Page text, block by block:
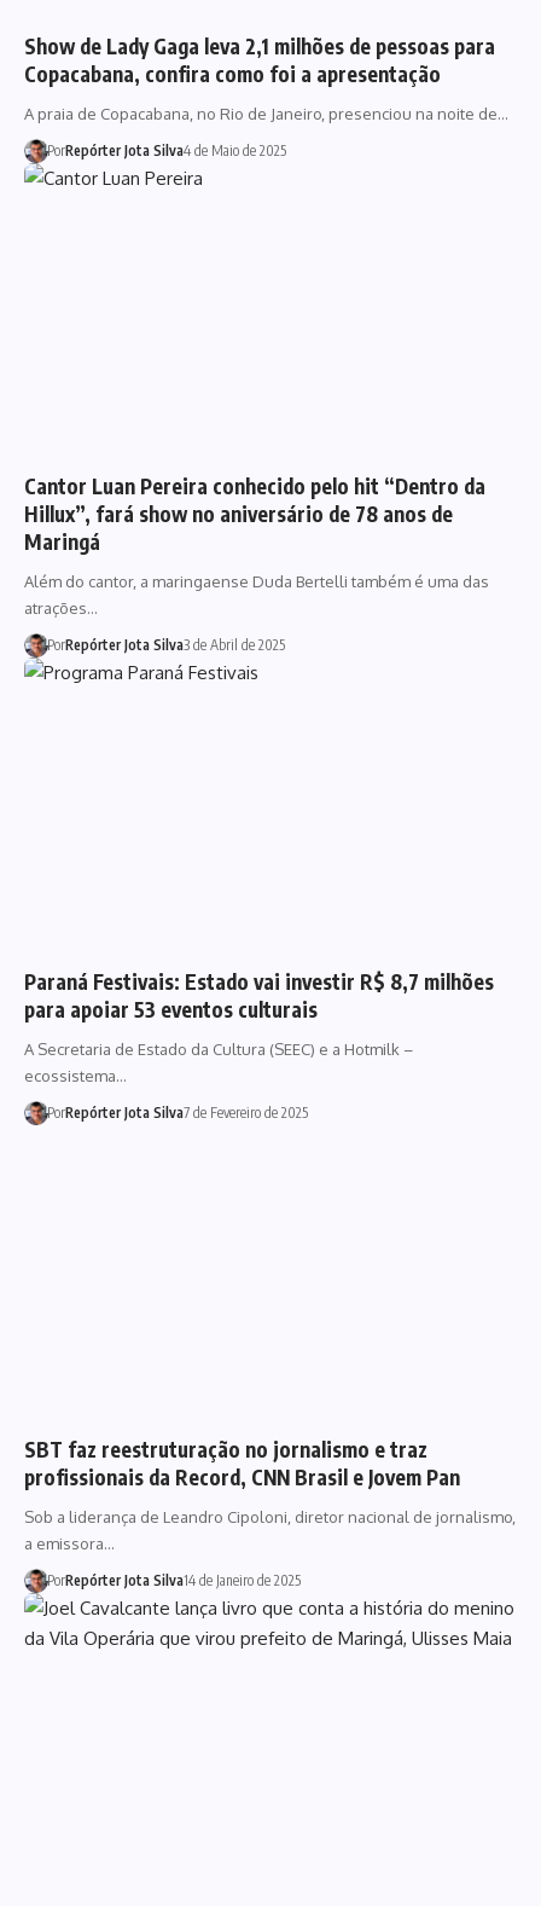
Show de Lady Gaga leva 2,1 milhões de pessoas para
Copacabana, confira como foi a apresentação
A praia de Copacabana, no Rio de Janeiro, presenciou na noite de…
PorRepórter Jota Silva4 de Maio de 2025
Cantor Luan Pereira conhecido pelo hit “Dentro da
Hillux”, fará show no aniversário de 78 anos de
Maringá
Além do cantor, a maringaense Duda Bertelli também é uma das
atrações…
PorRepórter Jota Silva3 de Abril de 2025
Paraná Festivais: Estado vai investir R$ 8,7 milhões
para apoiar 53 eventos culturais
A Secretaria de Estado da Cultura (SEEC) e a Hotmilk –
ecossistema…
PorRepórter Jota Silva7 de Fevereiro de 2025
SBT faz reestruturação no jornalismo e traz
profissionais da Record, CNN Brasil e Jovem Pan
Sob a liderança de Leandro Cipoloni, diretor nacional de jornalismo,
a emissora…
PorRepórter Jota Silva14 de Janeiro de 2025